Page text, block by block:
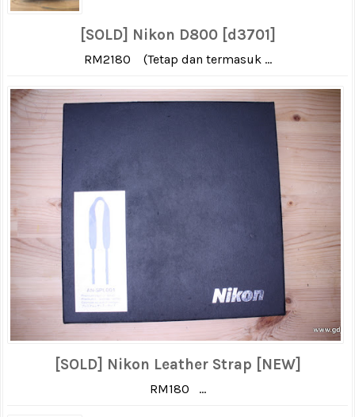
[SOLD] Nikon D800 [d3701]
RM2180 (Tetap dan termasuk ...
[SOLD] Nikon Leather Strap [NEW]
RM180 ...